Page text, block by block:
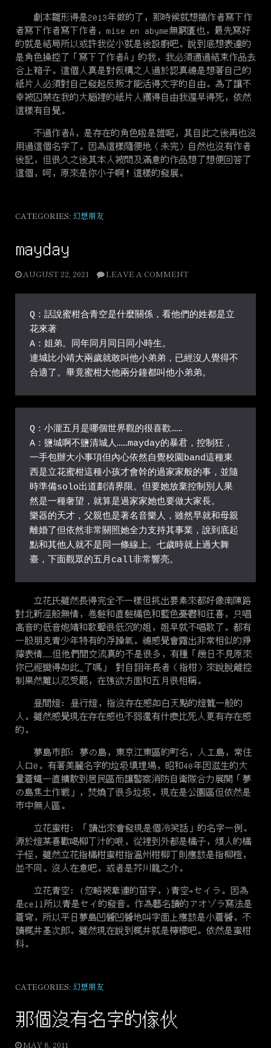
劇本雛形得是2013年做的了，那時候就想搞作者寫下作
者寫下作者寫下作者，mise en abyme無窮匱也，最先寫好
的就是結局所以或許我從小就是後設廚吧。說到底想表達的
是角色操控了「寫下了作者Å」的我，我必須通過結束作品去
合上箱子。這個人真是對仮構之人過於認真總是想著自己的
紙片人必須對自己發起反叛才能活得文字的自由。為了讓不
幸被囚禁在我的大腦裡的紙片人獲得自由我遲早得死，依然
這樣有自覺。
不過作者Å，是存在的角色啦是誰呢，其自此之後再也沒
用過這個名字了。因為這樣隨便地（未完）自然也沒有作者
後記，但很久之後其本人被問及滿意的作品想了想便回答了
這個，呵，原來是你小子啊！這樣的發展。
CATEGORIES: 幻想朋友
mayday
AUGUST 22, 2021 LEAVE A COMMENT
Q：話說蜜柑合青空是什麼關係，看他們的姓都是立
花來著
A：姐弟。同年同月同日同小時生。
連城比小靖大兩歲就敢叫他小弟弟，已經沒人覺得不
合適了。畢竟蜜柑大他兩分鐘都叫他小弟弟。
Q：小瀧五月是哪個世界觀的很喜歡……
A：鹽城啊不鹽清城人……mayday的暴君，控制狂，
一手包辦大小事項但內心依然自覺校園band這種東
西是立花蜜柑這種小孩才會幹的過家家般的事，並隨
時準備solo出道劃清界限。但要她放棄控制別人果
然是一種奢望，就算是過家家她也要做大家長。
樂器的天才，父親也是著名音樂人，雖然早就和母親
離婚了但依然非常關照她全力支持其事業，說到底起
點和其他人就不是同一條線上。七歲時就上過大舞
臺，下面觀眾的五月call非常響亮。
立花氏雖然長得完全不一樣但挑出要素來都好像南陳路
對北新涇般無情，卷髮和直髮橘色和藍色憂鬱和狂喜，只唱
高音的低音炮靖和歌聲很低沉的姐，姐早就不唱歌了。都有
一股朋克青少年特有的浮躁氣。總感覺會露出非常相似的猙
獰表情……但他們間交流真的不是很多，有種「幾日不見原來
你已經變得如此
了嗎」 對自詡年長者（指柑）來說脫離控
制果然難以忍受罷，在強欲方面和五月很相稱。
昼間燈: 昼行燈，指沒存在感如白天點的燈籠一般的
人。雖然感覺現在存在感也不弱還有什麼比死人更有存在感
的。
夢島市郎: 夢の島，東京江東區的町名，人工島，常住
人口0。有著美麗名字的垃圾填埋場，昭和40年因滋生的大
量蒼蠅一直擴散到居民區而讓警察消防自衛隊合力展開「夢
の島焦土作戦」，焚燒了很多垃圾。現在是公園區但依然是
市中無人區。
立花蜜柑: 「讀出來會發現是個冷笑話」的名字一例。
源於燈某喜歡喝柳丁汁的哏，從裡到外都是橘子，煩人的橘
子怪，雖然立花指橘柑蜜柑指溫州柑柳丁則應該是指柳橙，
並不同。沒人在意吧。或者是芥川龍之介。
立花青空: (忽略被牽連的苗字，)青空→ セイラ 。因為
是cell所以青是 セイ 的發音。作為藝名讀的 アオゾラ 寫法是
蒼穹，所以平日夢島凹醬凹醬地叫字面上應該是小蒼醬。不
讀梶井基次郎。雖然現在說到梶井就是檸檬吧。依然是蜜柑
科。
CATEGORIES: 幻想朋友
那個沒有名字的傢伙
MAY 8, 2011